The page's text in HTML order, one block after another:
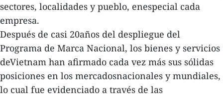
sectores, localidades y pueblo, enespecial cada
empresa.
Después de casi 20años del despliegue del
Programa de Marca Nacional, los bienes y servicios
deVietnam han afirmado cada vez más sus sólidas
posiciones en los mercadosnacionales y mundiales,
lo cual fue evidenciado a través de las